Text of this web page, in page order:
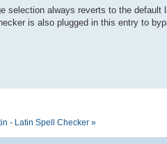
selection always reverts to the
is also plugged in this entry to
- Latin Spell Checker »